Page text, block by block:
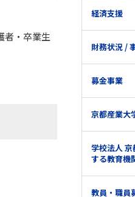
者・卒業生
経済支援
財務状況 /
募金事業
京都産業大
学校法人
する教育機
教員・職員